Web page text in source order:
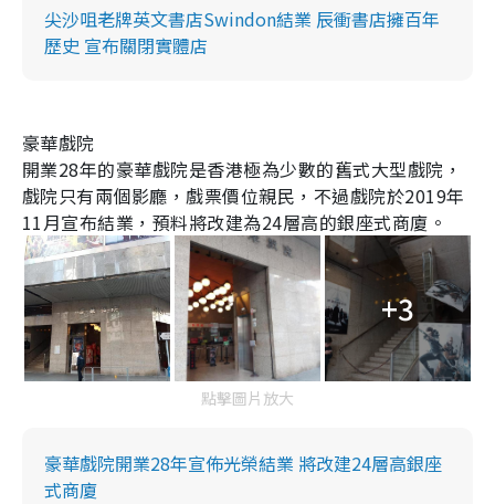
尖沙咀老牌英文書店Swindon結業 辰衝書店擁百年
歷史 宣布關閉實體店
豪華戲院
開業28年的豪華戲院是香港極為少數的舊式大型戲院，
戲院只有兩個影廳，戲票價位親民，不過戲院於2019年
11月宣布結業，預料將改建為24層高的銀座式商廈。
+3
點擊圖片放大
豪華戲院開業28年宣佈光榮結業 將改建24層高銀座
式商廈